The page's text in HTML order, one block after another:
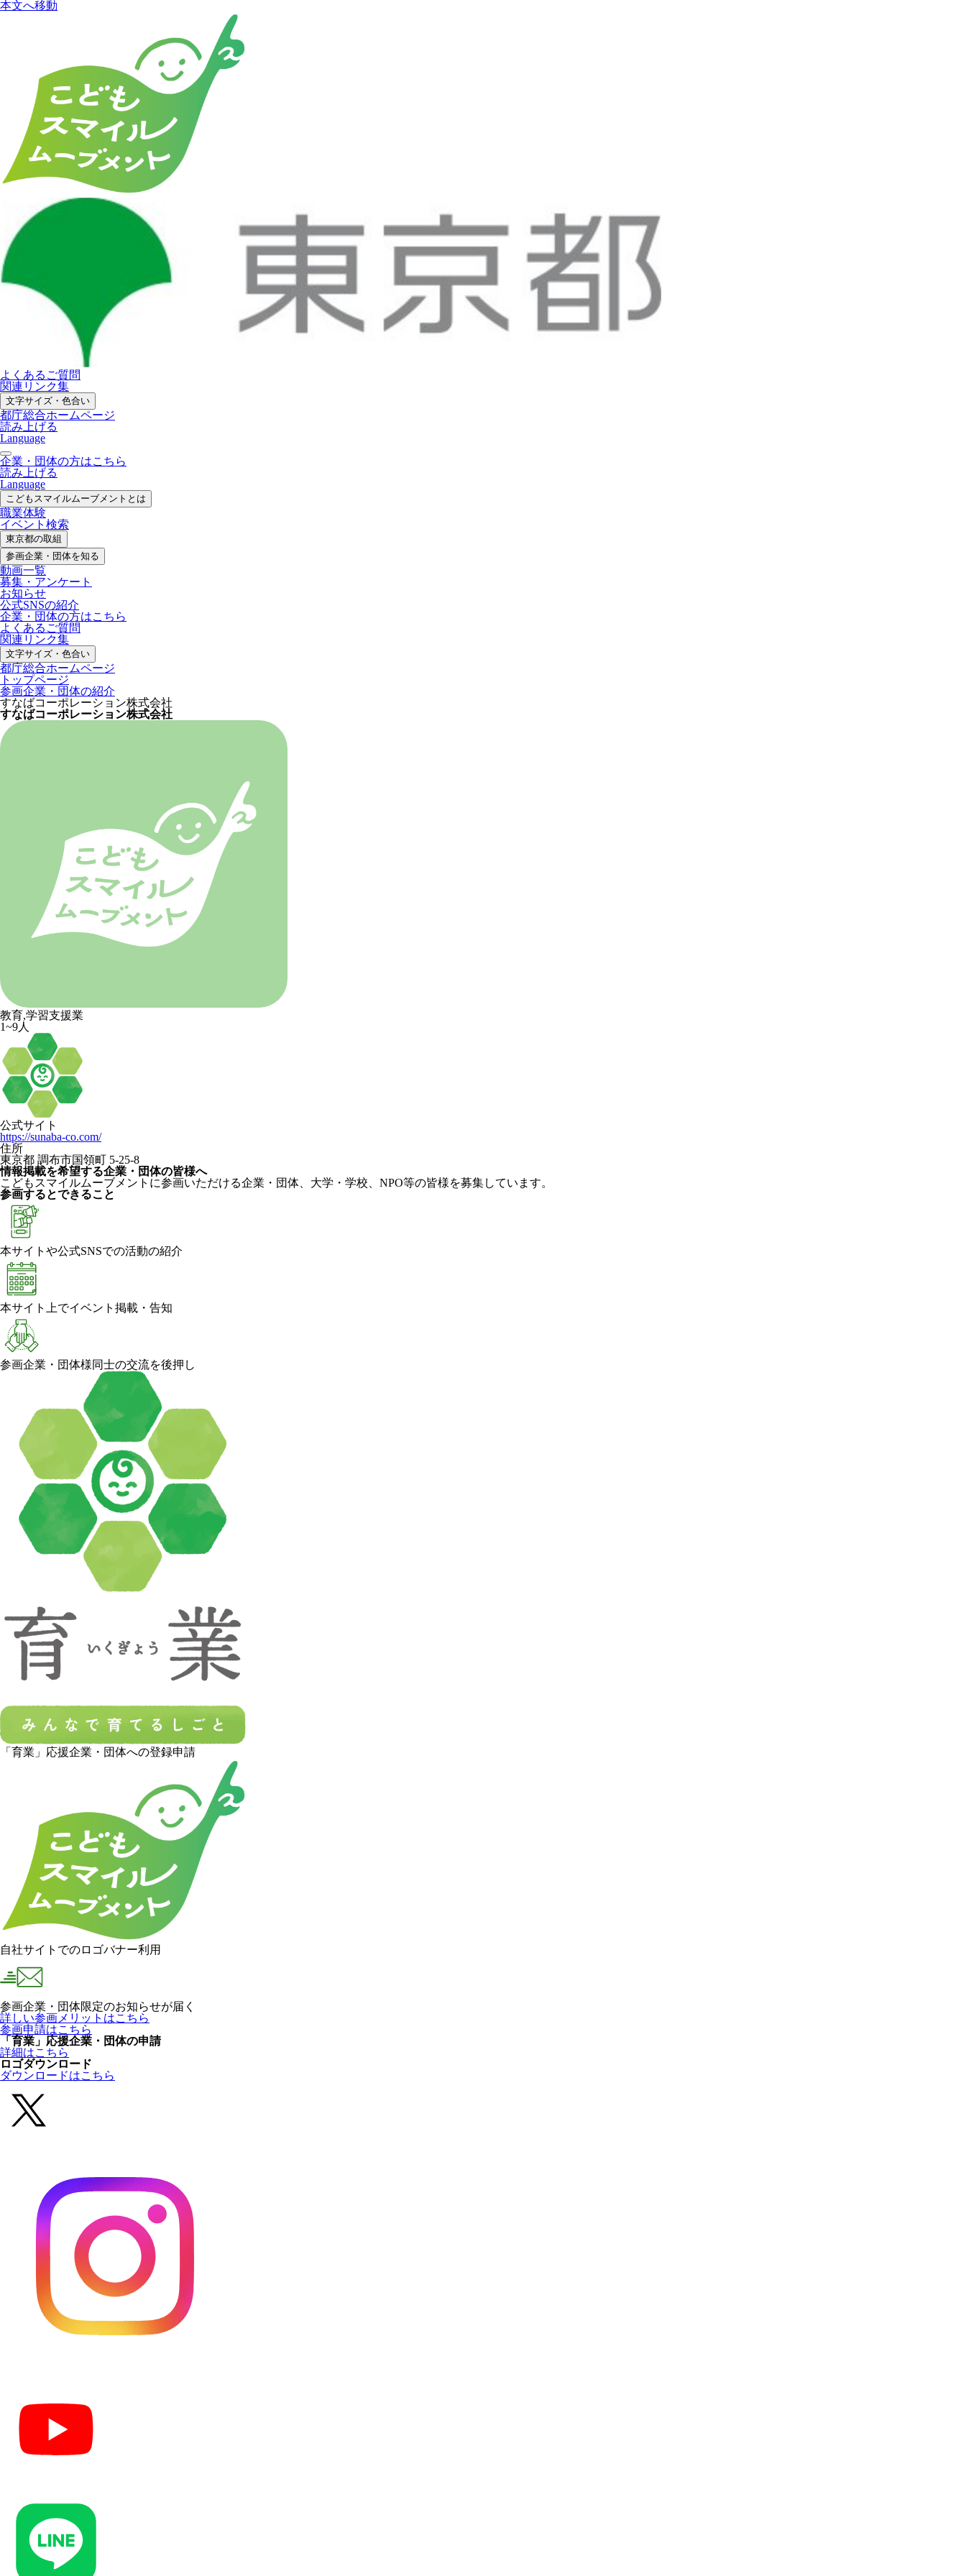
本文へ移動
よくあるご質問
関連リンク集
文字サイズ・色合い
都庁総合ホームページ
読み上げる
Language
企業・団体の方はこちら
読み上げる
Language
こどもスマイルムーブメントとは
職業体験
イベント検索
東京都の取組
参画企業・ 団体を知る
動画一覧
募集・ アンケート
お知らせ
公式SNSの紹介
企業・団体の方はこちら
よくあるご質問
関連リンク集
文字サイズ・色合い
都庁総合ホームページ
トップページ
参画企業・団体の紹介
すなばコーポレーション株式会社
すなばコーポレーション株式会社
教育,学習支援業
1~9人
公式サイト
https://sunaba-co.com/
住所
東京都 調布市国領町 5-25-8
情報掲載を希望する企業・団体の皆様へ
こどもスマイルムーブメントに参画いただける企業・団体、大学・学校、NPO等の皆様を募集しています。
参画するとできること
本サイトや公式SNSでの活動の紹介
本サイト上でイベント掲載・告知
参画企業・団体様同士の交流を後押し
「育業」応援企業・団体への登録申請
自社サイトでのロゴバナー利用
参画企業・団体限定のお知らせが届く
詳しい参画メリットはこちら
参画申請はこちら
「育業」応援企業・団体の申請
詳細はこちら
ロゴダウンロード
ダウンロードはこちら